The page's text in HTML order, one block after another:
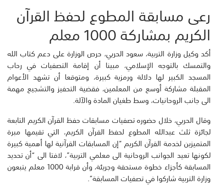
رعى مسابقة المطوع لحفظ القرآن
الكريم بمشاركة 1000 معلم
أكد وكيل وزارة التربية، سعود الحربي، حرص الوزارة على دعم كتاب الله
والتمسك بالتوجه الإسلامي، مبينا أن إقامة التصفيات في رحاب
المسجد الكبير لها دلالة ورمزية كبيرة، ومتوقعا أن تشهد الأعوام
المقبلة مشاركة أوسع من المعلمين، فقضية التحفيز والتشجيع مهمة
الى جانب الروحانيات، وسط طغيان المادة والآلة.
وقال الحربي، خلال حضوره تصفيات مسابقات حفظ القرآن الكريم التابعة
لجائزة ثلث عبدالله المطوع لحفظ القرآن الكريم، التي تقيمها مبرة
المتميزين لخدمة القرآن الكريم “إن المسابقات القرآنية لها أهمية كبيرة
لكونها تعيد الجوانب الروحانية الى معلمي التربية”، لافتا الى “أن تحديد
المسابقة كأجزاء خطوة مستحقة وجريئة، وأن قرابة 1000 معلم يتبعون
وزارة التربية شاركوا في تصفيات المسابقة”.